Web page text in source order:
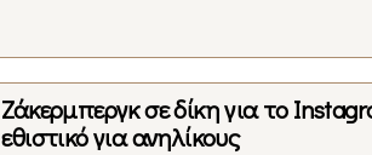
Ζάκερμπεργκ σε δίκη για το
εθιστικό για ανηλίκους